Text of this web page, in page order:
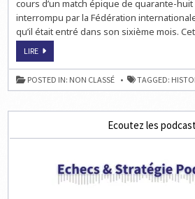
cours d’un match épique de quarante-
interrompu par la Fédération
qu’il était entré dans son sixième mois.
LIREDUEL
EN
1985,
KASPAROV
NOUVEAU
DES
POSTED IN: NON CLASSÉ TAGGED:
Ecoutez les